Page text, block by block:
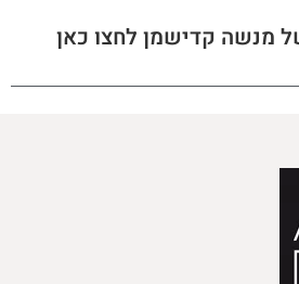
מנשה קדישמן לחצו כאן